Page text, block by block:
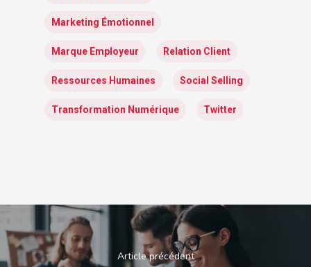
Marketing Émotionnel
Marque Employeur Relation Client
Ressources Humaines Social Selling
Transformation Numérique Twitter
Article précédent